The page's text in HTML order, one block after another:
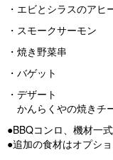
・エビとシラスのアヒ
・スモークサーモン
・焼き野菜串
・バゲット
・デザート
かんらくやの焼きチ
●BBQコンロ、機材一
●追加の食材はオプシ